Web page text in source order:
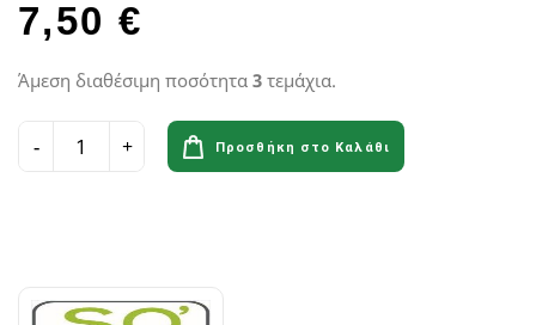
7,50 €
Άμεση διαθέσιμη ποσότητα 3 τεμάχια.
Προσθήκη στο Καλάθι